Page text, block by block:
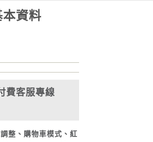
資料
費客服專線
整、購物車模式、紅